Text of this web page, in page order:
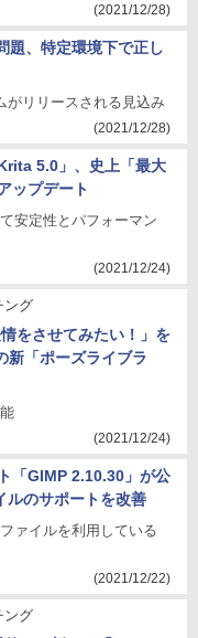
(2021/12/28)
、特定環境下で正し
がリリースされる見込み
(2021/12/28)
5.0」、史上「最大
ップデート
安定性とパフォーマン
(2021/12/24)
ング
をさせてみたい！」を
「ポーズライブラ
(2021/12/24)
「GIMP 2.10.30」が公
のサポートを改善
ァイルを利用している
(2021/12/22)
ング